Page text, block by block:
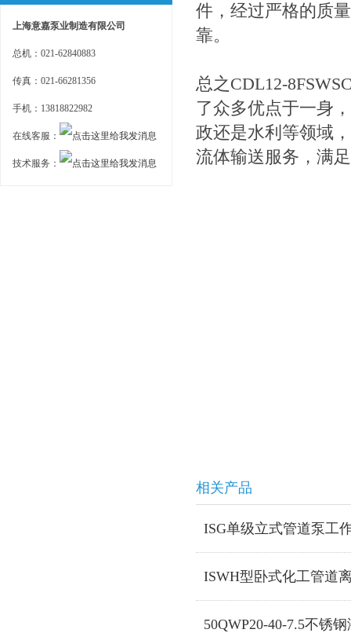
上海意嘉泵业制造有限公司
总机：021-62840883
传真：021-66281356
手机：13818822982
在线客服：
技术服务：
件，经过严格的质
靠。
总之CDL12-
了众多优点于一身
政还是水利等领域
流体输送服务，满
相关产品
ISG单级立式管道泵工
ISWH型卧式化工管道
50QWP20-40-7.5不锈